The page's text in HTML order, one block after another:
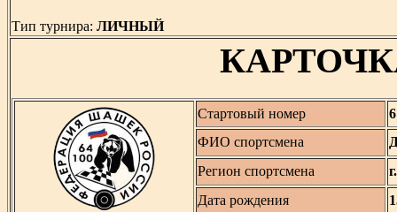
Тип турнира: ЛИЧНЫЙ
Стартовый номер
6
ФИО спортсмена
Регион спортсмена
Дата рождения